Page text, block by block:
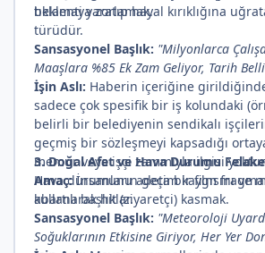
tıklamaya zorlamak.
beklenti yaratıp hayal kırıklığına
türüdür.
Sansasyonel Başlık: "Milyonlarca
Maaşlara %85 Ek Zam Geliyor, Tarih
İşin Aslı: Haberin içeriğine
sadece çok spesifik bir iş kolundaki
belirli bir belediyenin sendikalı
geçmiş bir sözleşmeyi kapsadığı
memur veya işçi zammıyla ilgisi
Amaç:İnsanların geçim kaygısını ve
kullanarak hit (ziyaretçi) kasmak.
3. Doğal Afet ve Hava Durumu
Hava durumunu adeta bir film
abartılı başlıklar.
Sansasyonel Başlık: "Meteoroloji
Soğuklarının Etkisine Giriyor, Her Yer